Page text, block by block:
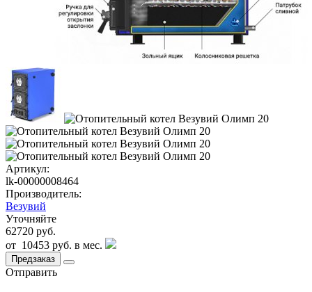
Артикул:
lk-00000008464
Производитель:
Везувий
Уточняйте
62720 руб.
от 10453 руб. в мес.
Предзаказ
Отправить